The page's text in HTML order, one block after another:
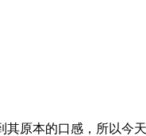
原本的口感，所以